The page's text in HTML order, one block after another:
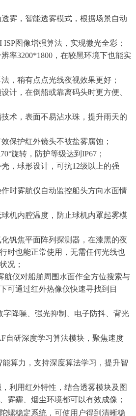
雾，智能透雾模式，根据场景自动
ISP图像增强算法，实现微光全彩；
率3200*1800， 在较黑环境下也能实
，稍有点点光线夜视效果更好；
计，在倒船或靠离码头时更方便、
技术 ，表面不易沾水珠，提升雨天的
保护红外镜头不被盐雾腐蚀；
70°旋转， 防护等级达到 IP67 ；
，球形设计， 可抗12级以 上的强
时雾航仪自动监控船头方向水面情
机内腔温度，防止球机内罩起雾模
钒焦平面阵列探测器，在漆黑的夜
时也能正常使用，无需任何光线也
况；
航仪对船舶周 围水面作全方位搜索与
可通过红外热像仪快速寻找到目
字降噪、强光抑制、电子防抖、背光
自研深度学习算法模块，聚焦速度
能算力，支持深度算法学习，提升智
利用红外特性， 结合透雾模块及图
雾霾 、烟尘环境都可以有效成像 ；
陀螺稳定系统，可使用户得到清晰稳